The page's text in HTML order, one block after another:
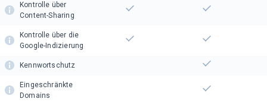
Kontrolle über
Content-Sharing
Kontrolle über die
Google-Indizierung
Kennwortschutz
Eingeschränkte
Domains